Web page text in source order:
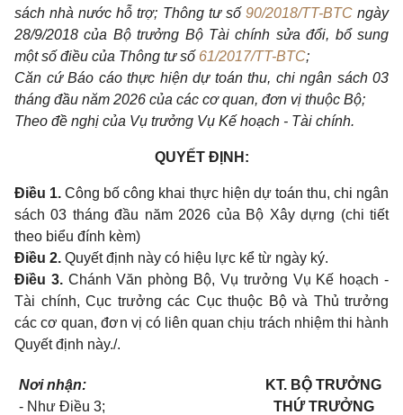
sách nhà nước hỗ trợ; Thông tư số 90/2018/TT-BTCngày
28/9/2018 của Bộ trưởng Bộ Tài chính sửa đổi, bổ sung
một số điều của Thông tư số 61/2017/TT-BTC;
Căn cứ Báo cáo thực hiện dự toán thu, chi ngân sách 03
tháng đầu năm 2026 của các cơ quan, đơn vị thuộc Bộ;
Theo đề nghị của Vụ trưởng Vụ Kế hoạch - Tài chính.
QUYẾT ĐỊNH:
Điều 1. Công bố công khai thực hiện dự toán thu, chi ngân
sách 03 tháng đầu năm 2026 của Bộ Xây dựng (chi tiết
theo biểu đính kèm)
Điều 2. Quyết định này có hiệu lực kể từ ngày ký.
Điều 3.Chánh Văn phòng Bộ, Vụ trưởng Vụ Kế hoạch -
Tài chính, Cục trưởng các Cục thuộc Bộ và Thủ trưởng
các cơ quan, đơn vị có liên quan chịu trách nhiệm thi hành
Quyết định này./.
Nơi nhận:
- Như Điều 3;
KT. BỘ TRƯỞNG
THỨ TRƯỞNG